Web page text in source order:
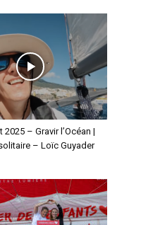
2025 – Gravir l’Océan |
– Loïc Guyader